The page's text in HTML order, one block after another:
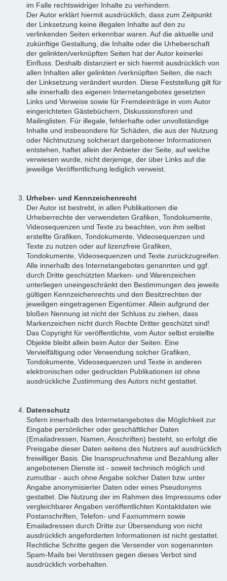
im Falle rechtswidriger Inhalte zu verhindern.
Der Autor erklärt hiermit ausdrücklich, dass zum Zeitpunkt
der Linksetzung keine illegalen Inhalte auf den zu
verlinkenden Seiten erkennbar waren. Auf die aktuelle und
zukünftige Gestaltung, die Inhalte oder die Urheberschaft
der gelinkten/verknüpften Seiten hat der Autor keinerlei
Einfluss. Deshalb distanziert er sich hiermit ausdrücklich von
allen Inhalten aller gelinkten /verknüpften Seiten, die nach
der Linksetzung verändert wurden. Diese Feststellung gilt für
alle innerhalb des eigenen Internetangebotes gesetzten
Links und Verweise sowie für Fremdeinträge in vom Autor
eingerichteten Gästebüchern, Diskussionsforen und
Mailinglisten. Für illegale, fehlerhafte oder unvollständige
Inhalte und insbesondere für Schäden, die aus der Nutzung
oder Nichtnutzung solcherart dargebotener Informationen
entstehen, haftet allein der Anbieter der Seite, auf welche
verwiesen wurde, nicht derjenige, der über Links auf die
jeweilige Veröffentlichung lediglich verweist.
Urheber- und Kennzeichenrecht
Der Autor ist bestrebt, in allen Publikationen die
Urheberrechte der verwendeten Grafiken, Tondokumente,
Videosequenzen und Texte zu beachten, von ihm selbst
erstellte Grafiken, Tondokumente, Videosequenzen und
Texte zu nutzen oder auf lizenzfreie Grafiken,
Tondokumente, Videosequenzen und Texte zurückzugreifen.
Alle innerhalb des Internetangebotes genannten und ggf.
durch Dritte geschützten Marken- und Warenzeichen
unterliegen uneingeschränkt den Bestimmungen des jeweils
gültigen Kennzeichenrechts und den Besitzrechten der
jeweiligen eingetragenen Eigentümer. Allein aufgrund der
bloßen Nennung ist nicht der Schluss zu ziehen, dass
Markenzeichen nicht durch Rechte Dritter geschützt sind!
Das Copyright für veröffentlichte, vom Autor selbst erstellte
Objekte bleibt allein beim Autor der Seiten. Eine
Vervielfältigung oder Verwendung solcher Grafiken,
Tondokumente, Videosequenzen und Texte in anderen
elektronischen oder gedruckten Publikationen ist ohne
ausdrückliche Zustimmung des Autors nicht gestattet.
Datenschutz
Sofern innerhalb des Internetangebotes die Möglichkeit zur
Eingabe persönlicher oder geschäftlicher Daten
(Emailadressen, Namen, Anschriften) besteht, so erfolgt die
Preisgabe dieser Daten seitens des Nutzers auf ausdrücklich
freiwilliger Basis. Die Inanspruchnahme und Bezahlung aller
angebotenen Dienste ist - soweit technisch möglich und
zumutbar - auch ohne Angabe solcher Daten bzw. unter
Angabe anonymisierter Daten oder eines Pseudonyms
gestattet. Die Nutzung der im Rahmen des Impressums oder
vergleichbarer Angaben veröffentlichten Kontaktdaten wie
Postanschriften, Telefon- und Faxnummern sowie
Emailadressen durch Dritte zur Übersendung von nicht
ausdrücklich angeforderten Informationen ist nicht gestattet.
Rechtliche Schritte gegen die Versender von sogenannten
Spam-Mails bei Verstössen gegen dieses Verbot sind
ausdrücklich vorbehalten.